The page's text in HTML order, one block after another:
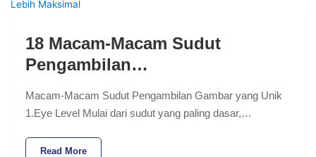
18 Macam-Macam Sudut
Pengambilan…
Macam-Macam Sudut Pengambilan Gambar yang Unik
1.Eye Level Mulai dari sudut yang paling dasar,…
Read More